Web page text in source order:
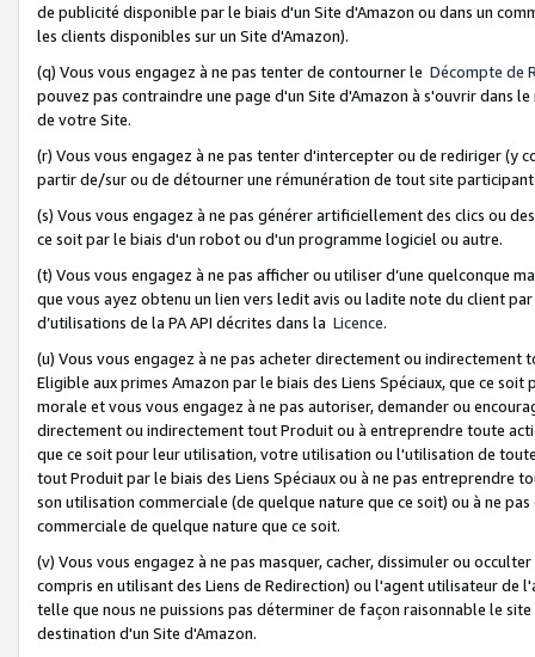
de publicité disponible par le biais d'un Site d'Amazon ou dans un
les clients disponibles sur un Site d'Amazon).
(q) Vous vous engagez à ne pas tenter de contourner le Décompte de
pouvez pas contraindre une page d'un Site d'Amazon à s'ouvrir dans
de votre Site.
(r) Vous vous engagez à ne pas tenter d'intercepter ou de rediriger
partir de/sur ou de détourner une rémunération de tout site
(s) Vous vous engagez à ne pas générer artificiellement des clics ou
ce soit par le biais d'un robot ou d'un programme logiciel ou autre.
(t) Vous vous engagez à ne pas afficher ou utiliser d’une quelconque
que vous ayez obtenu un lien vers ledit avis ou ladite note du client
d’utilisations de la PA API décrites dans la Licence.
(u) Vous vous engagez à ne pas acheter directement ou
Eligible aux primes Amazon par le biais des Liens Spéciaux, que ce
morale et vous vous engagez à ne pas autoriser, demander ou
directement ou indirectement tout Produit ou à entreprendre toute
que ce soit pour leur utilisation, votre utilisation ou l'utilisation de
tout Produit par le biais des Liens Spéciaux ou à ne pas entreprendre
son utilisation commerciale (de quelque nature que ce soit) ou à ne
commerciale de quelque nature que ce soit.
(v) Vous vous engagez à ne pas masquer, cacher, dissimuler ou
compris en utilisant des Liens de Redirection) ou l'agent utilisateur
telle que nous ne puissions pas déterminer de façon raisonnable le
destination d'un Site d'Amazon.